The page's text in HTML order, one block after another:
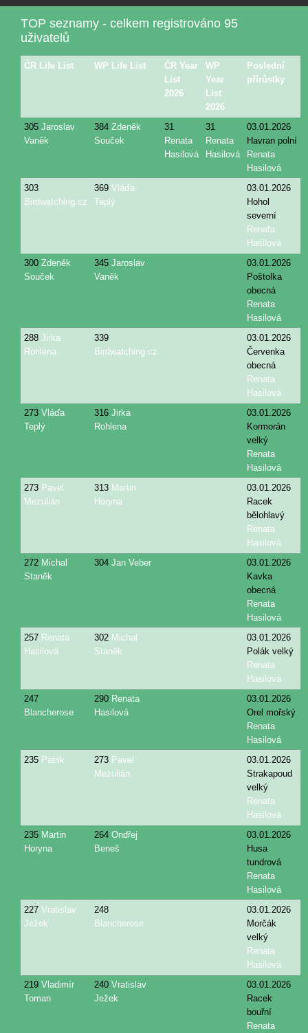
TOP seznamy - celkem registrováno 95
uživatelů
ČR Life List WP Life List
ČR Year
List
2026
WP
Year
List
2026
Poslední
přírůstky
305 Jaroslav
Vaněk
384 Zdeněk
Souček
31
Renata
Hasilová
31
Renata
Hasilová
03.01.2026
Havran polní
Renata
Hasilová
303
Birdwatching.cz
369 Vláďa
Teplý
03.01.2026
Hohol
severní
Renata
Hasilová
300 Zdeněk
Souček
345 Jaroslav
Vaněk
03.01.2026
Poštolka
obecná
Renata
Hasilová
288 Jirka
Rohlena
339
Birdwatching.cz
03.01.2026
Červenka
obecná
Renata
Hasilová
273 Vláďa
Teplý
316 Jirka
Rohlena
03.01.2026
Kormorán
velký
Renata
Hasilová
273 Pavel
Mezulián
313 Martin
Horyna
03.01.2026
Racek
bělohlavý
Renata
Hasilová
272 Michal
Staněk
304 Jan Veber
03.01.2026
Kavka
obecná
Renata
Hasilová
257 Renata
Hasilová
302 Michal
Staněk
03.01.2026
Polák velký
Renata
Hasilová
247
Blancherose
290 Renata
Hasilová
03.01.2026
Orel mořský
Renata
Hasilová
235 Patrik 273 Pavel
Mezulián
03.01.2026
Strakapoud
velký
Renata
Hasilová
235 Martin
Horyna
264 Ondřej
Beneš
03.01.2026
Husa
tundrová
Renata
Hasilová
227 Vratislav
Ježek
248
Blancherose
03.01.2026
Morčák
velký
Renata
Hasilová
219 Vladimír
Toman
240 Vratislav
Ježek
03.01.2026
Racek
bouřní
Renata